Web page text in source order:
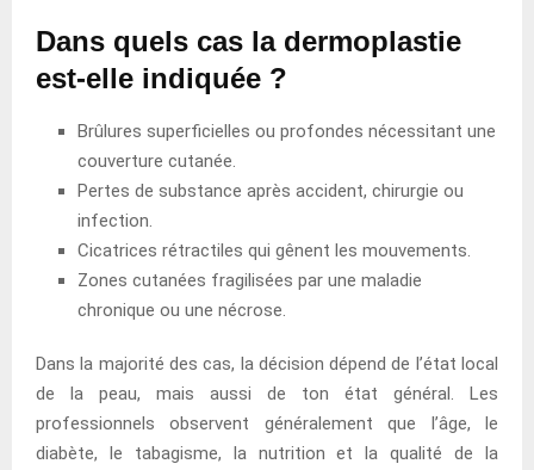
Dans quels cas la dermoplastie
est-elle indiquée ?
Brûlures superficielles ou profondes nécessitant une
couverture cutanée.
Pertes de substance après accident, chirurgie ou
infection.
Cicatrices rétractiles qui gênent les mouvements.
Zones cutanées fragilisées par une maladie
chronique ou une nécrose.
Dans la majorité des cas, la décision dépend de l’état local
de la peau, mais aussi de ton état général. Les
professionnels observent généralement que l’âge, le
diabète, le tabagisme, la nutrition et la qualité de la